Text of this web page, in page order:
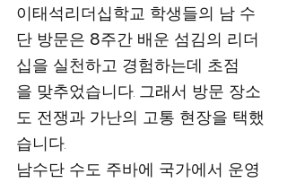
이태석리더십학교 학생들의 남 수
단 방문은 8주간 배운 섬김의 리더
십을 실천하고 경험하는데 초점
을 맞추었습니다. 그래서 방문 장소
도 전쟁과 가난의 고통 현장을 택했
습니다.
남수단 수도 주바에 국가에서 운영